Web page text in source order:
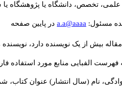
علمی، تخصص، دانشگاه یا پژوهشگاه
مسئول: a.a@aaaa در پايين صفحه
بیش از یک نویسنده دارد،
فهرست الفبایی منابع مورد استفاده
نام (سال انتشار) عنوان کتاب،